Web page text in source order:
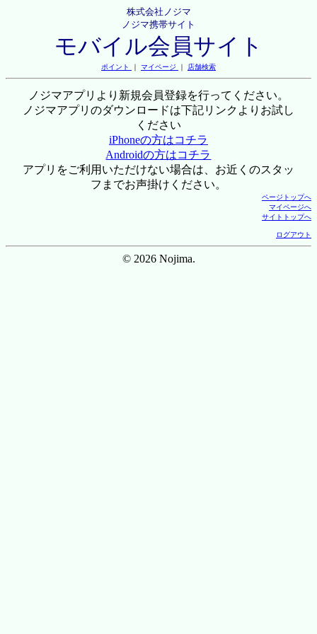
株式会社ノジマ
ノジマ携帯サイト
モバイル会員サイト
ポイント ｜ マイページ ｜ 店舗検索
ノジマアプリより新規会員登録を行ってください。
ノジマアプリのダウンロードは下記リンクよりお試し
ください
iPhoneの方はコチラ
Androidの方はコチラ
アプリをご利用いただけない場合は、お近くのスタッ
フまでお声掛けください。
ページトップへ
マイページへ
サイトトップへ
ログアウト
© 2026 Nojima.